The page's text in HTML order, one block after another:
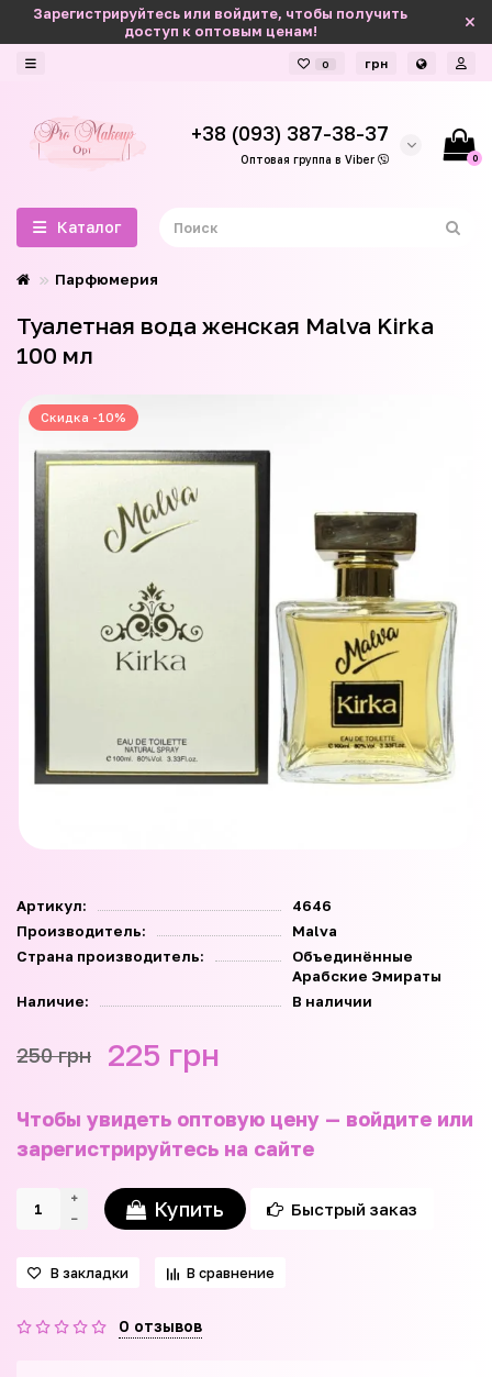
Зарегистрируйтесь или войдите, чтобы получить
доступ к оптовым ценам!
0 грн
+38 (093) 387-38-37
Оптовая группа в Viber 0
Каталог
Парфюмерия
Туалетная вода женская Malva Kirka
100 мл
Скидка -10%
Артикул:
4646
Производитель:
Malva
Страна производитель:
Объединённые
Арабские Эмираты
Наличие:
В наличии
250 грн 225 грн
Чтобы увидеть оптовую цену — войдите или
зарегистрируйтесь на сайте
Купить Быстрый заказ
В закладки В сравнение
0 отзывов